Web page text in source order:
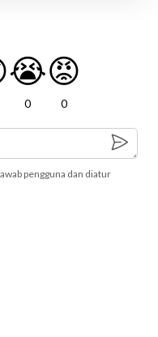
😭
0
😡
0
pengguna dan diatur